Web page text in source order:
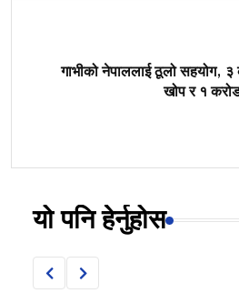
गाभीको नेपाललाई ठूलो सहयोग,
खोप र १
यो पनि हेर्नुहोस